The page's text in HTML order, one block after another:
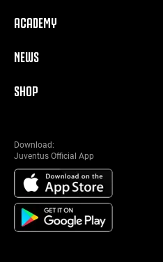
ACADEMY
NEWS
SHOP
Download:
Juventus Official App